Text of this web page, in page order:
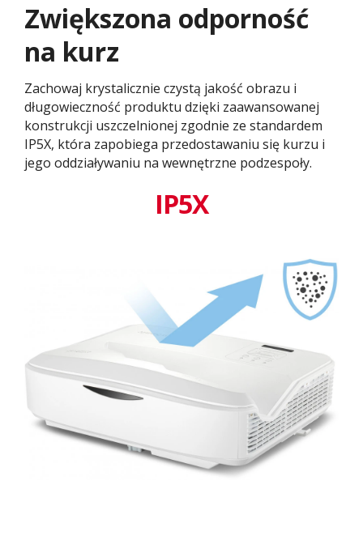
Zwiększona odporność
na kurz
Zachowaj krystalicznie czystą jakość obrazu i
długowieczność produktu dzięki zaawansowanej
konstrukcji uszczelnionej zgodnie ze standardem
IP5X, która zapobiega przedostawaniu się kurzu i
jego oddziaływaniu na wewnętrzne podzespoły.
IP5X